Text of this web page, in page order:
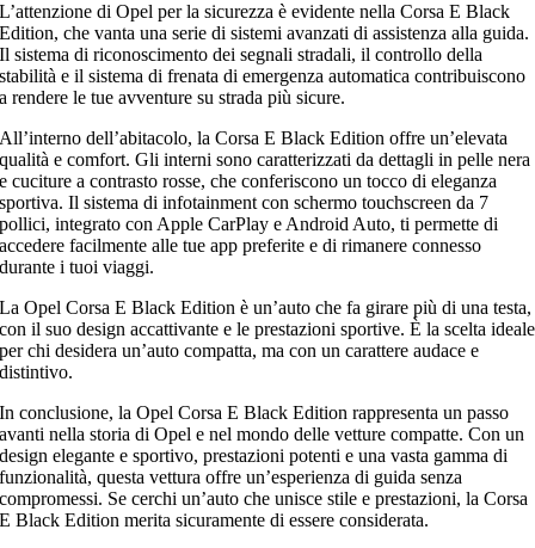
L’attenzione di Opel per la sicurezza è evidente nella Corsa E Black
Edition, che vanta una serie di sistemi avanzati di assistenza alla guida.
Il sistema di riconoscimento dei segnali stradali, il controllo della
stabilità e il sistema di frenata di emergenza automatica contribuiscono
a rendere le tue avventure su strada più sicure.
All’interno dell’abitacolo, la Corsa E Black Edition offre un’elevata
qualità e comfort. Gli interni sono caratterizzati da dettagli in pelle nera
e cuciture a contrasto rosse, che conferiscono un tocco di eleganza
sportiva. Il sistema di infotainment con schermo touchscreen da 7
pollici, integrato con Apple CarPlay e Android Auto, ti permette di
accedere facilmente alle tue app preferite e di rimanere connesso
durante i tuoi viaggi.
La Opel Corsa E Black Edition è un’auto che fa girare più di una testa,
con il suo design accattivante e le prestazioni sportive. È la scelta ideale
per chi desidera un’auto compatta, ma con un carattere audace e
distintivo.
In conclusione, la Opel Corsa E Black Edition rappresenta un passo
avanti nella storia di Opel e nel mondo delle vetture compatte. Con un
design elegante e sportivo, prestazioni potenti e una vasta gamma di
funzionalità, questa vettura offre un’esperienza di guida senza
compromessi. Se cerchi un’auto che unisce stile e prestazioni, la Corsa
E Black Edition merita sicuramente di essere considerata.